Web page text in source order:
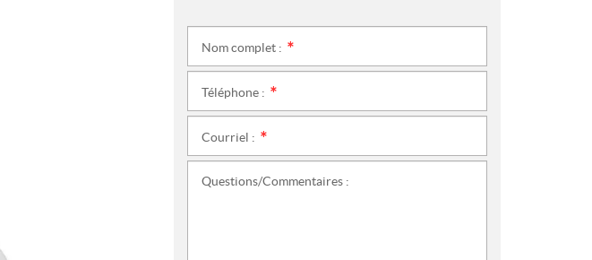
Nom complet :
Téléphone :
Courriel :
Questions/Commentaires :